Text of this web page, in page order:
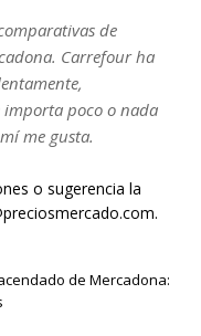
de
Carrefour ha
importa poco o nada
me gusta.
o sugerencia la
de Mercadona: